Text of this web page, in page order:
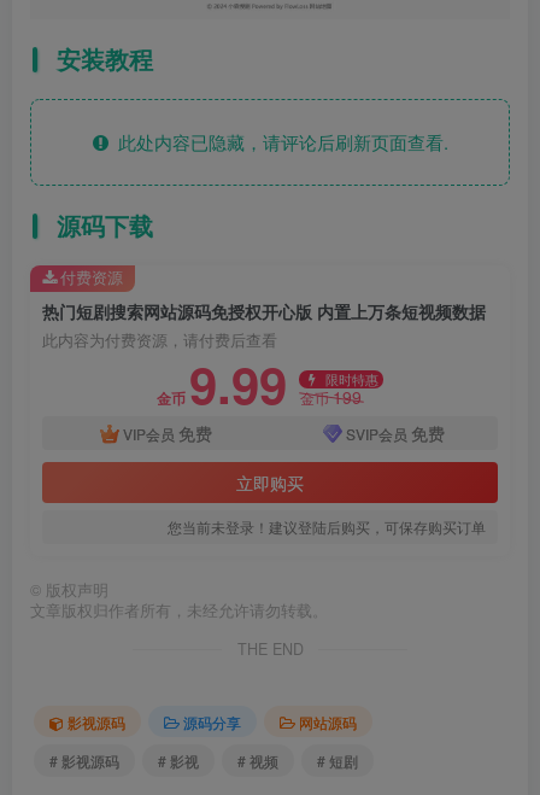
安装教程
此处内容已隐藏，请评论后刷新页面查看.
源码下载
热门短剧搜索网站源码免授权开心版 内置上万条短视频数据
此内容为付费资源，请付费后查看
金币 9.99 限时特惠
金币199
VIP会员 免费 SVIP会员 免费
立即购买
您当前未登录！建议登陆后购买，可保存购买订单
付费资源
© 版权声明
文章版权归作者所有，未经允许请勿转载。
THE END
影视源码 源码分享
网站源码
# 影视源码
# 影视 # 视频 # 短剧